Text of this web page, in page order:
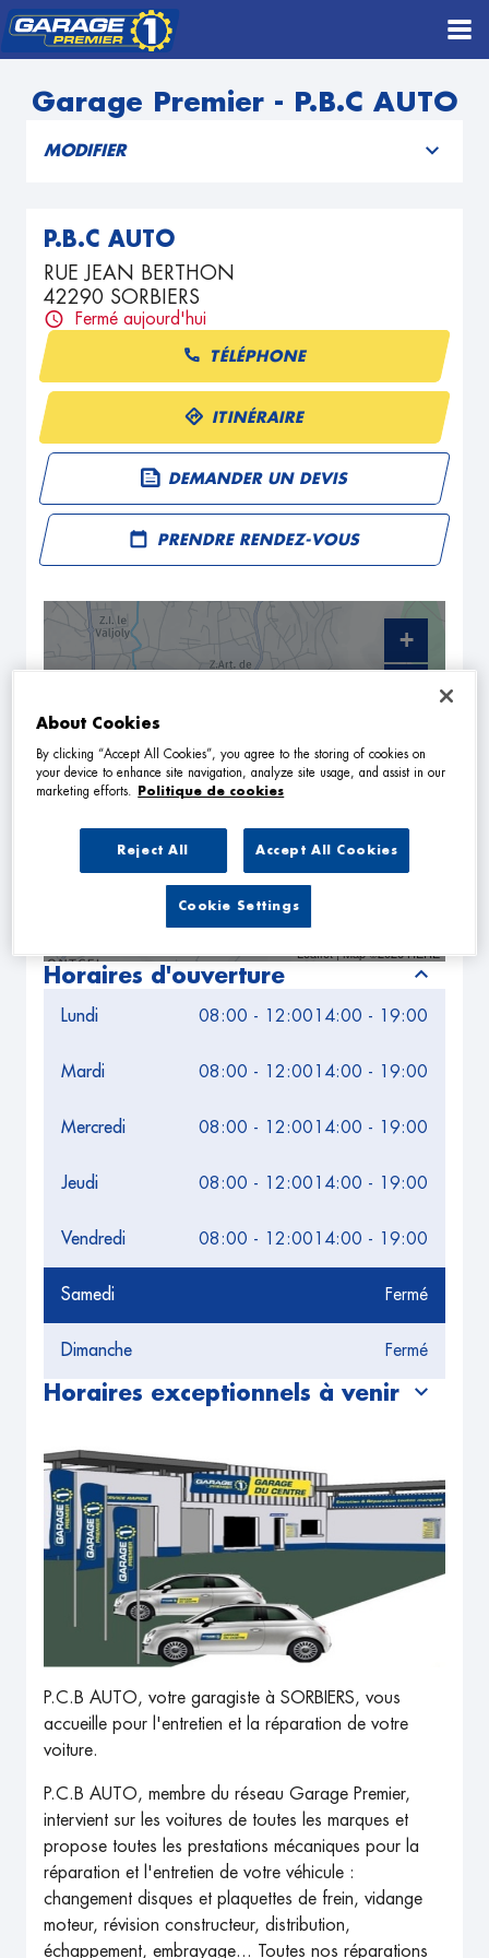
Garage Premier - P.B.C AUTO
MODIFIER
P.B.C AUTO
RUE JEAN BERTHON
42290 SORBIERS
Fermé aujourd'hui
TÉLÉPHONE
ITINÉRAIRE
DEMANDER UN DEVIS
PRENDRE RENDEZ-VOUS
Horaires d'ouverture
Lundi 08:00 - 12:00 14:00 - 19:00
Mardi 08:00 - 12:00 14:00 - 19:00
Mercredi 08:00 - 12:00 14:00 - 19:00
Jeudi 08:00 - 12:00 14:00 - 19:00
Vendredi 08:00 - 12:00 14:00 - 19:00
Samedi Fermé
Dimanche Fermé
Horaires exceptionnels à venir
+
Leaflet| Map ©2026HERE
P.C.B AUTO, votre garagiste à SORBIERS, vous
accueille pour l'entretien et la réparation de votre
voiture.
P.C.B AUTO, membre du réseau Garage Premier,
intervient sur les voitures de toutes les marques et
propose toutes les prestations mécaniques pour la
réparation et l'entretien de votre véhicule :
changement disques et plaquettes de frein, vidange
moteur, révision constructeur, distribution,
échappement, embrayage... Toutes nos réparations
About Cookies
By clicking “Accept All Cookies”, you agree to the storing of cookies on
your device to enhance site navigation, analyze site usage, and assist in our
marketing efforts.
Politique de cookies
Reject All Accept All Cookies
Cookie Settings